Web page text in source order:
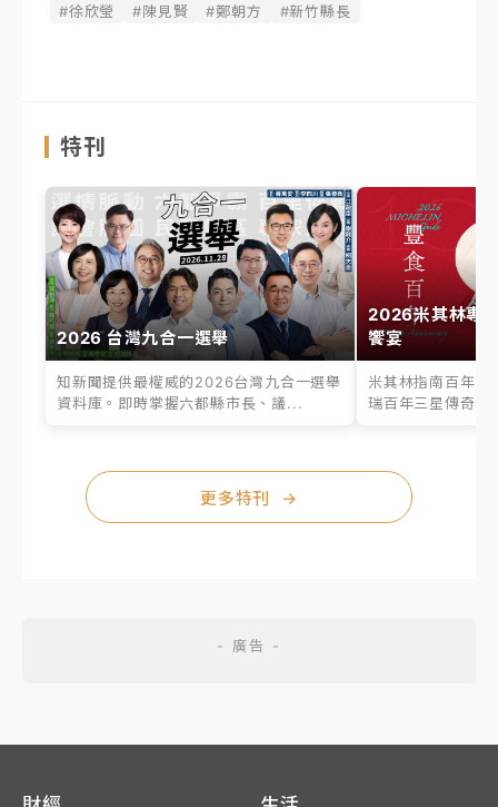
#徐欣瑩 #陳見賢 #鄭朝方 #新竹縣長
特刊
2026 台灣九合一選舉
知新聞提供最權威的2026台灣九合一選舉
資料庫。即時掌握六都縣市長、議...
2026米其林專
饗宴
米其林指南百年之
瑞百年三星傳奇、
更多特刊 →